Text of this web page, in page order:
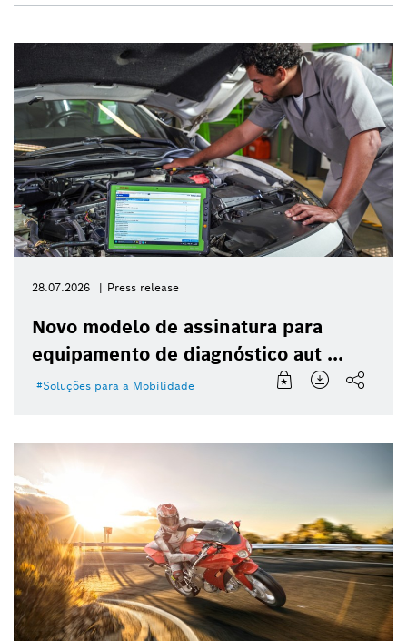
28.07.2026 Press release
Novo modelo de assinatura para
equipamento de diagnóstico aut ...
Soluções para a Mobilidade